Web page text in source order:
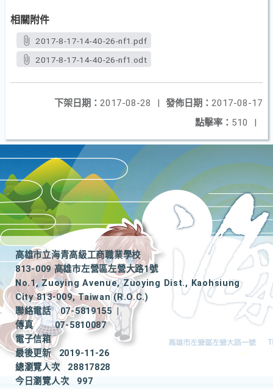
相關附件
2017-8-17-14-40-26-nf1.pdf
2017-8-17-14-40-26-nf1.odt
發佈日期： 2017-08-17
下架日期： 2017-08-28
|
點擊率： 510 |
高雄市立海青高級工商職業學校
813-009 高雄市左營區左營大路1號
No.1, Zuoying Avenue, Zuoying Dist., Kaohsiung
City 813-009, Taiwan (R.O.C.)
聯絡電話
07-5819155
|
傳真
07-5810087
電子信箱
最後更新
2019-11-26
總瀏覽人次
28817828
今日瀏覽人次
997